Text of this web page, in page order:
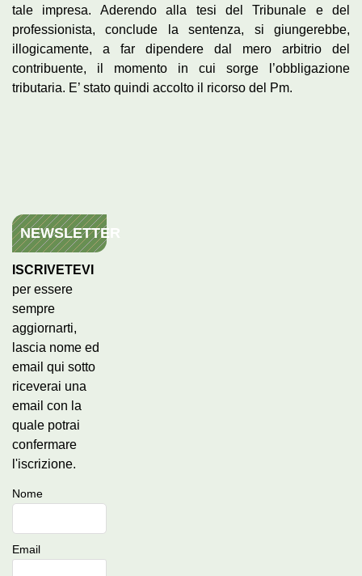
tale impresa. Aderendo alla tesi del Tribunale e del
professionista, conclude la sentenza, si giungerebbe,
illogicamente, a far dipendere dal mero arbitrio del
contribuente, il momento in cui sorge l’obbligazione
tributaria. E’ stato quindi accolto il ricorso del Pm.
NEWSLETTER
ISCRIVETEVI
per essere
sempre
aggiornarti,
lascia nome ed
email qui sotto
riceverai una
email con la
quale potrai
confermare
l'iscrizione.
Nome
Email